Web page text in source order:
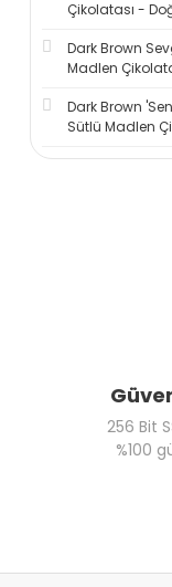
Çikolatası -
Dark Brown
Madlen
Dark Brown
Sütlü Madlen
256 Bit
%100